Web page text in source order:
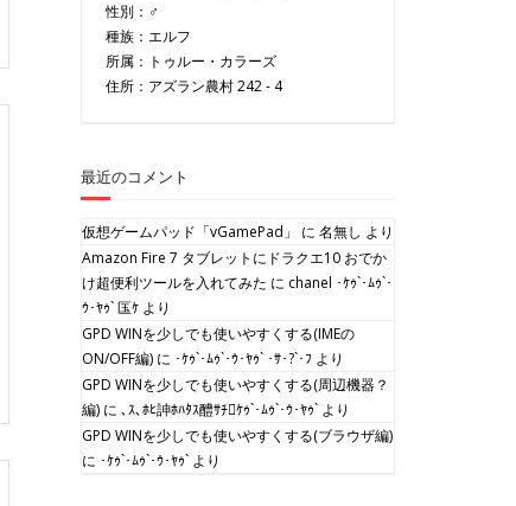
性別：♂
種族：エルフ
所属： トゥルー・カラーズ
住所：アズラン農村 242 - 4
最近のコメント
仮想ゲームパッド「vGamePad」 に 名無し より
Amazon Fire 7 タブレットにドラクエ10 おでか
け超便利ツールを入れてみた に chanel ･ｹｩ`･ﾑｩ`･
ｳ･ﾔｩ` 匤ｹ より
GPD WINを少しでも使いやすくする(IMEの
ON/OFF編) に ･ｹｩ`･ﾑｩ`･ｳ･ﾔｩ` ･ｻ･?`･ﾌ より
GPD WINを少しでも使いやすくする(周辺機器？
編) に ､ｽ､ﾎﾋ訷ﾎﾊﾀｽ醴ｻﾁｹｩ`･ﾑｩ`･ｳ･ﾔｩ` より
GPD WINを少しでも使いやすくする(ブラウザ編)
に ･ｹｩ`･ﾑｩ`･ｳ･ﾔｩ` より